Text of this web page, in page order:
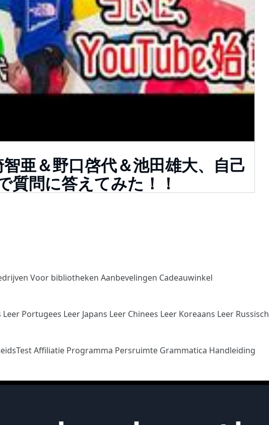
智亜＆野口啓代＆池田雄大、自己
質問に答えてみた！！
Voor bibliotheken Aanbevelingen Cadeauwinkel
Leer Portugees Leer Japans Leer Chinees Leer Koreaans Leer Russisch
Affiliatie Programma Persruimte Grammatica Handleiding